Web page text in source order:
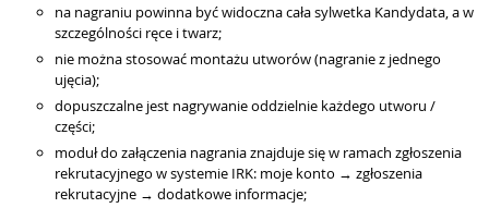
na nagraniu powinna być widoczna cała sylwetka Kandydata, a w
szczególności ręce i twarz;
nie można stosować montażu utworów (nagranie z jednego
ujęcia);
dopuszczalne jest nagrywanie oddzielnie każdego utworu /
części;
moduł do załączenia nagrania znajduje się w ramach zgłoszenia
rekrutacyjnego w systemie IRK: moje konto → zgłoszenia
rekrutacyjne → dodatkowe informacje;